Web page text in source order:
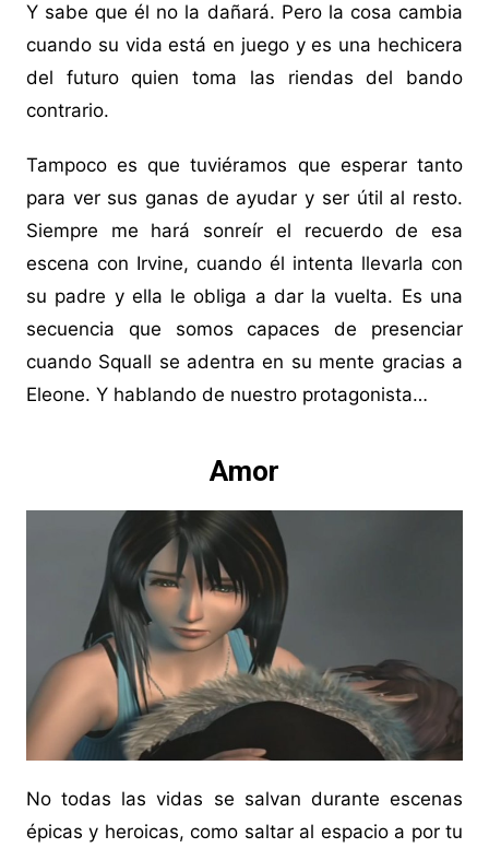
Y sabe que él no la dañará. Pero la cosa cambia
cuando su vida está en juego y es una hechicera
del futuro quien toma las riendas del bando
contrario.
Tampoco es que tuviéramos que esperar tanto
para ver sus ganas de ayudar y ser útil al resto.
Siempre me hará sonreír el recuerdo de esa
escena con Irvine, cuando él intenta llevarla con
su padre y ella le obliga a dar la vuelta. Es una
secuencia que somos capaces de presenciar
cuando Squall se adentra en su mente gracias a
Eleone. Y hablando de nuestro protagonista…
Amor
No todas las vidas se salvan durante escenas
épicas y heroicas, como saltar al espacio a por tu